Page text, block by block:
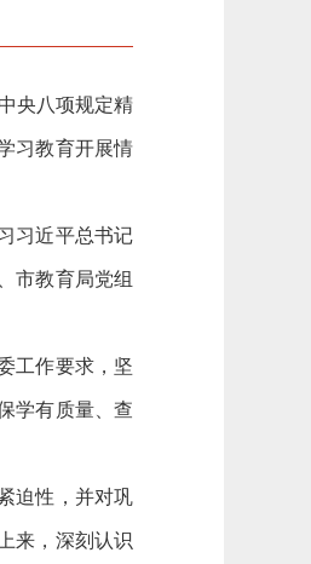
央八项规定精
习教育开展情
习近平总书记
市教育局党组
工作要求，坚
学有质量、查
迫性，并对巩
来，深刻认识